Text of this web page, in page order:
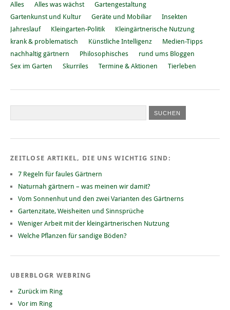
Alles Alles was wächst
Gartengestaltung
Gartenkunst und Kultur
Geräte und Mobiliar
Insekten
Jahreslauf
Kleingarten-Politik
Kleingärtnerische Nutzung
krank & problematisch
Künstliche Intelligenz
Medien-Tipps
nachhaltig gärtnern
Philosophisches
rund ums Bloggen
Sex im Garten
Skurriles Termine & Aktionen Tierleben
ZEITLOSE ARTIKEL, DIE UNS WICHTIG SIND:
7 Regeln für faules Gärtnern
Naturnah gärtnern – was meinen wir damit?
Vom Sonnenhut und den zwei Varianten des Gärtnerns
Gartenzitate, Weisheiten und Sinnsprüche
Weniger Arbeit mit der kleingärtnerischen Nutzung
Welche Pflanzen für sandige Böden?
UBERBLOGR WEBRING
Zurück im Ring
Vor im Ring